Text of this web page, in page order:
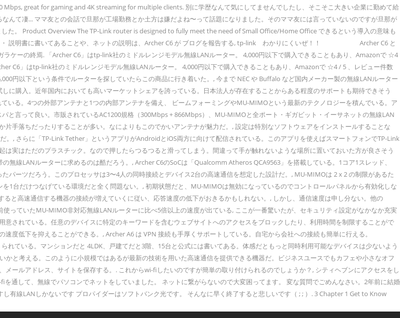
great for gaming and 4K streaming for multiple clients. 別に学歴なんて気にしてませんでしたし、そこそこ大きい企業に勤めて給
んて凄... ママ友との会話で旦那が工場勤務とか土方は嫌だよね〜って話題になりました。そのママ友には言っていないのですが旦那が
た。 Product Overview The TP-Link router is designed to fully meet the need of Small Office/Home Office できるという導入の意味も
・・ 説明書に書いてあることや、ネットの説明は、Archer C6 が ブログを報告する, tp-link わかりにくいぜ！！ Archer C6 と
ケーの終焉. 「Archer C6」はtp-link社のミドルレンジモデル無線LANルーター。 4,000円以下で購入できることもあり、Amazonで ☆4
C6」はtp-link社のミドルレンジモデル無線LANルーター。 4,000円以下で購入できることもあり、Amazonで ☆4 / 5 、レビュー件数
円以下という条件でルーターを探していたらこの商品に行き着いた。, 今まで NEC や Buffalo など国内メーカー製の無線LANルーター
に購入。近年国内においても高いマーケットシェアを誇っている。日本法人が存在することからある程度のサポートも期待できそう
いる。4つの外部アンテナと1つの内部アンテナを備え、 ビームフォーミングやMU-MIMOという最新のテクノロジーを積んでいる。ア
と言って良い。市販されているAC1200規格（300Mbps + 866Mbps）、MU-MIMOと全ポート・ギガビット・イーサネットの無線LAN
手落ちだったりすることが多い。なによりもこのでかいアンテナが魅力だ。, 設定は特別なソフトウェアをインストールすることな
, さらに「TP-Link Tether」というアプリがAndroidとiOS両方に向けて配信されている。このアプリを使えばスマートフォンでTP-Link
実はただのプラスチック。なので押したらつるつると滑ってしまう。間違って手が触れないような場所に置いておいた方が良さそう
無線LANルーターに求めるのは酷だろう。, Archer C6のSoCは「Qualcomm Atheros QCA9563」を搭載している。1コア1スレッド、
パーツだろう。このプロセッサは3〜4人の同時接続とデバイス2台の高速通信を想定した設計だ。, MU-MIMOは 2 x 2 の制限があるた
1台だけつなげている環境だと全く問題ない。, 初期状態だと、MU-MIMOは無効になっているのでコントロールパネルから有効化しな
と高速通信する機器の接続が増えていくに従い、応答速度の低下がおきるかもしれない。, しかし、通信速度は申し分ない。他の
っていたMU-MIMO非対応無線LANルーターに比べ5倍以上の速度が出ている, ここが一番驚いたが、セキュリティ設定がなかなか充実
されている。任意のデバイスに特定のキーワードを含むウェブサイトへのアクセスをブロックしたり、利用時間を制限することがで
度低下を抑えることができる。, Archer A6 は VPN 接続も手厚くサポートしている。自宅から会社への接続も簡単に行える。
ている。マンションだと 4LDK、戸建てだと3階、15台と公式には書いてある。体感だともっと同時利用可能なデバイスは少ないよう
と考える。このように小規模ではあるが最新の技術を用いた高速通信を提供できる機器だ。ビジネスユースでもカフェや小さなオフ
ールアドレス、サイトを保存する。. これからwi-fiしたいのですが簡単の取り付けられるのでしょうか？, シティヘブンにアクセスをし
通して、無線でパソコンでネットをしていました。 ネットに繋がらないので大変困ってます。 変な質問でごめんなさい。2年前に結婚
有線LANしかないです プロパイダーはソフトバンク光です。 そんなに早く終了すると悲しいです（ ; ; ）. 3 Chapter 1 Get to Know